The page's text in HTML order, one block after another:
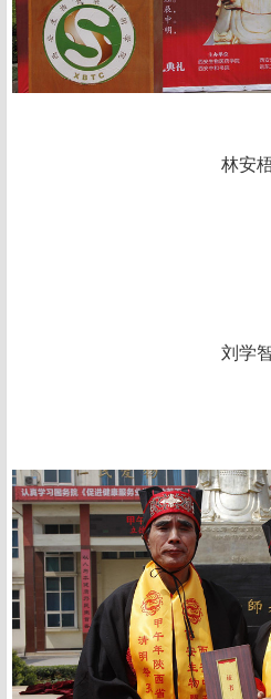
林安
刘学